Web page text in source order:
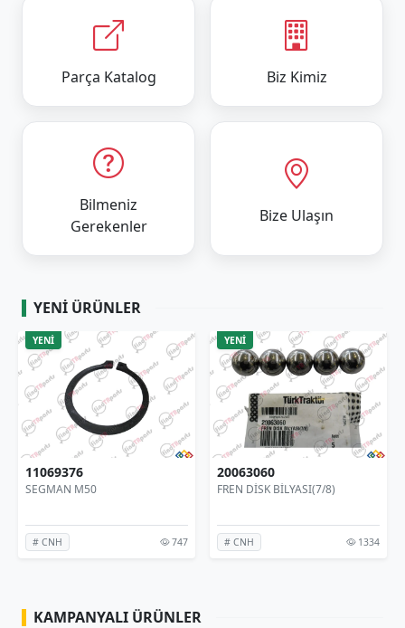
Parça Katalog Biz Kimiz
Bilmeniz
Gerekenler
Bize Ulaşın
YENI ÜRÜNLER
YENİ
FREN DİSK BİLYASI(7/8)
# CNH
YENİ
DİŞLİ MİL-
# TÜMOSAN
KAMPANYALI ÜRÜNLER